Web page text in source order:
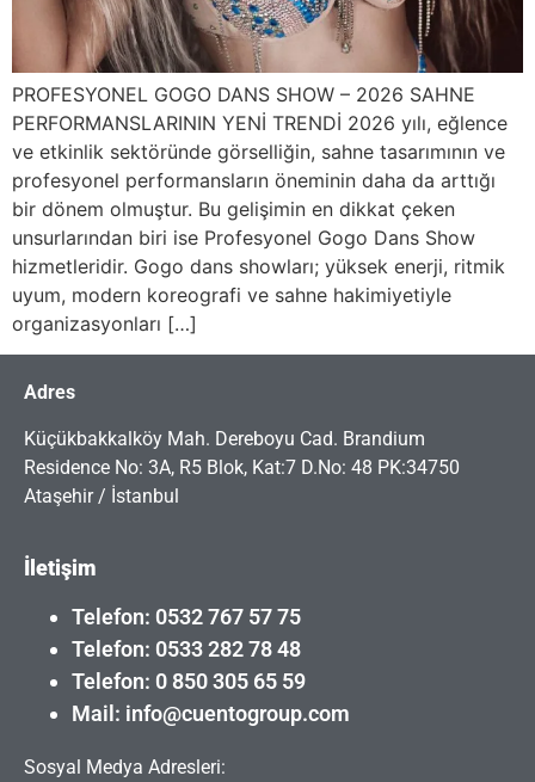
PROFESYONEL GOGO DANS SHOW – 2026 SAHNE
PERFORMANSLARININ YENİ TRENDİ 2026 yılı, eğlence
ve etkinlik sektöründe görselliğin, sahne tasarımının ve
profesyonel performansların öneminin daha da arttığı
bir dönem olmuştur. Bu gelişimin en dikkat çeken
unsurlarından biri ise Profesyonel Gogo Dans Show
hizmetleridir. Gogo dans showları; yüksek enerji, ritmik
uyum, modern koreografi ve sahne hakimiyetiyle
organizasyonları […]
Adres
Küçükbakkalköy Mah. Dereboyu Cad. Brandium
Residence No: 3A, R5 Blok, Kat:7 D.No: 48 PK:34750
Ataşehir / İstanbul
İletişim
Telefon: 0532 767 57 75
Telefon: 0533 282 78 48
Telefon: 0 850 305 65 59
Mail: info@cuentogroup.com
Sosyal Medya Adresleri: